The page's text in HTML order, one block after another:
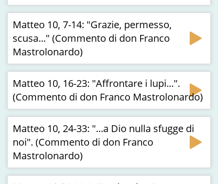
Matteo 10, 7-14: "Grazie, permesso,
scusa..." (Commento di don Franco
Mastrolonardo)
Matteo 10, 16-23: "Affrontare i lupi...".
(Commento di don Franco Mastrolonardo)
Matteo 10, 24-33: "...a Dio nulla sfugge di
noi". (Commento di don Franco
Mastrolonardo)